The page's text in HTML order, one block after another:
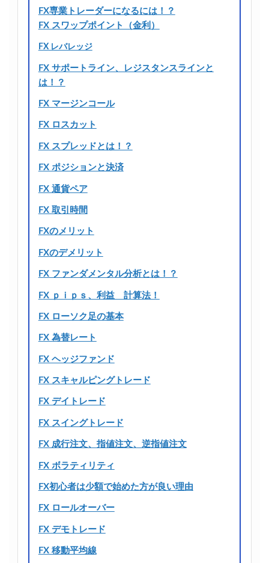
FX専業トレーダーになるには！？
FX スワップポイント（金利）
FX レバレッジ
FX サポートライン、レジスタンスラインと
は！？
FX マージンコール
FX ロスカット
FX スプレッドとは！？
FX ポジションと決済
FX 通貨ペア
FX 取引時間
FXのメリット
FXのデメリット
FX ファンダメンタル分析とは！？
FX ｐｉｐｓ、利益 計算法！
FX ローソク足の基本
FX 為替レート
FX ヘッジファンド
FX スキャルピングトレード
FX デイトレード
FX スイングトレード
FX 成行注文、指値注文、逆指値注文
FX ボラティリティ
FX初心者は少額で始めた方が良い理由
FX ロールオーバー
FX デモトレード
FX 移動平均線